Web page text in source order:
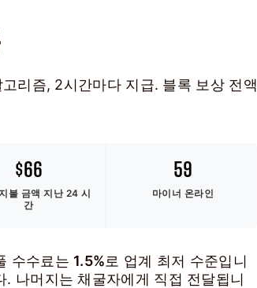
리즘, 2시간마다 지급. 블록 보상 전액
$66
불 금액지난 24 시
간
59
마이너 온라인
수수료는 1.5%로 업계 최저 수준입니
. 나머지는 채굴자에게 직접 전달됩니